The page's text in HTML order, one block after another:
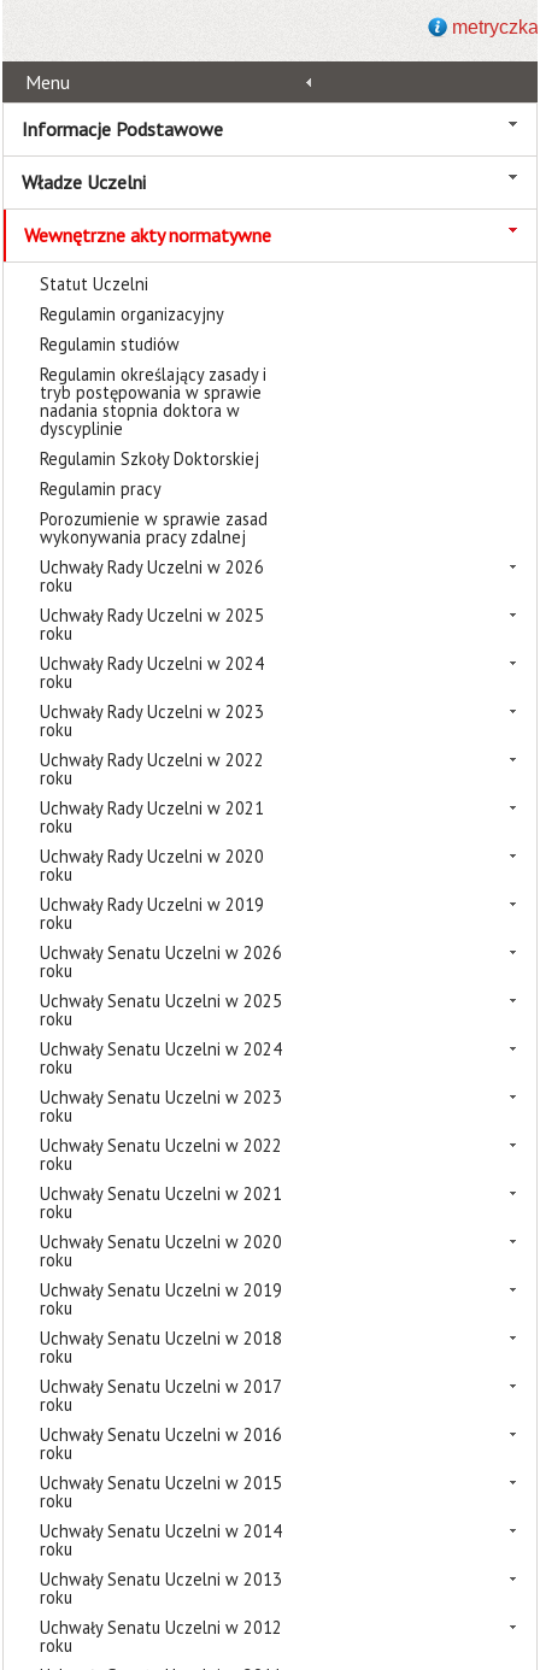
metryczka
Menu
Informacje Podstawowe
Władze Uczelni
Wewnętrzne akty normatywne
Statut Uczelni
Regulamin organizacyjny
Regulamin studiów
Regulamin określający zasady i
tryb postępowania w sprawie
nadania stopnia doktora w
dyscyplinie
Regulamin Szkoły Doktorskiej
Regulamin pracy
Porozumienie w sprawie zasad
wykonywania pracy zdalnej
Uchwały Rady Uczelni w 2026
roku
Uchwały Rady Uczelni w 2025
roku
Uchwały Rady Uczelni w 2024
roku
Uchwały Rady Uczelni w 2023
roku
Uchwały Rady Uczelni w 2022
roku
Uchwały Rady Uczelni w 2021
roku
Uchwały Rady Uczelni w 2020
roku
Uchwały Rady Uczelni w 2019
roku
Uchwały Senatu Uczelni w 2026
roku
Uchwały Senatu Uczelni w 2025
roku
Uchwały Senatu Uczelni w 2024
roku
Uchwały Senatu Uczelni w 2023
roku
Uchwały Senatu Uczelni w 2022
roku
Uchwały Senatu Uczelni w 2021
roku
Uchwały Senatu Uczelni w 2020
roku
Uchwały Senatu Uczelni w 2019
roku
Uchwały Senatu Uczelni w 2018
roku
Uchwały Senatu Uczelni w 2017
roku
Uchwały Senatu Uczelni w 2016
roku
Uchwały Senatu Uczelni w 2015
roku
Uchwały Senatu Uczelni w 2014
roku
Uchwały Senatu Uczelni w 2013
roku
Uchwały Senatu Uczelni w 2012
roku